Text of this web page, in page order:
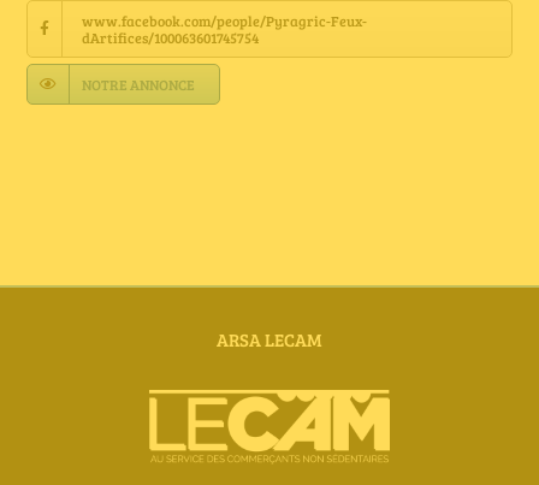
Contact
www.facebook.com/people/Pyragric-Feux-
dArtifices/100063601745754
NOTRE ANNONCE
ARSA LECAM